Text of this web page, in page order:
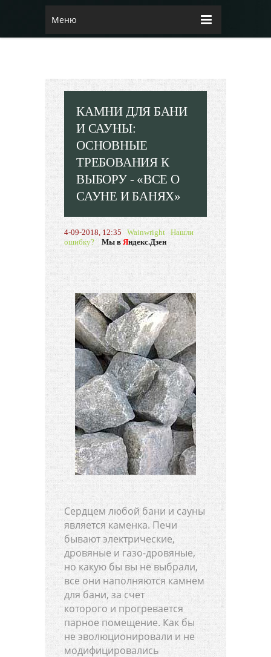
Меню
КАМНИ ДЛЯ БАНИ
И САУНЫ:
ОСНОВНЫЕ
ТРЕБОВАНИЯ К
ВЫБОРУ - «ВСЕ О
САУНЕ И БАНЯХ»
4-09-2018, 12:35 Wainwright Нашли
ошибку?
Мы в Яндекс.Дзен
Сердцем любой бани и сауны
является каменка. Печи
бывают электрические,
дровяные и газо-дровяные,
но какую бы вы не выбрали,
все они наполняются камнем
для бани, за счет
которого и прогревается
парное помещение. Как бы
не эволюционировали и не
модифицировались